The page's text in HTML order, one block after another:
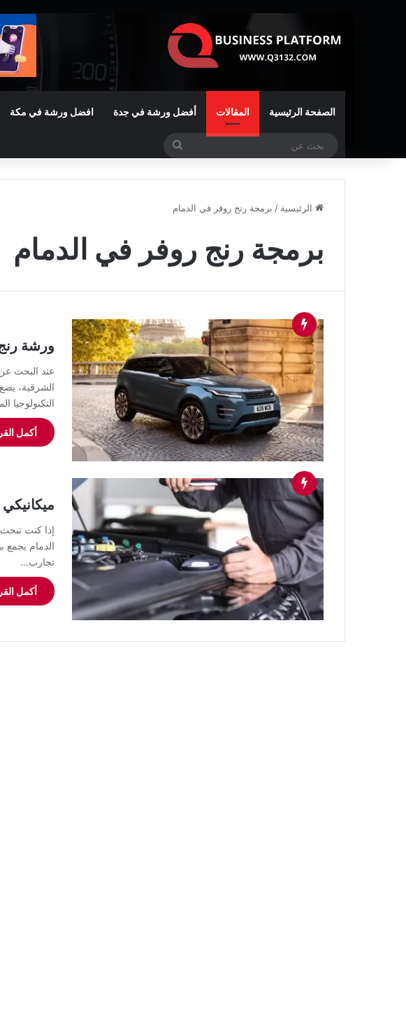
الصفحة الرئيسية المقالات أفضل ورشة في جدة افضل ورشة في مكة
الرئيسية / برمجة رنج روفر في الدمام
برمجة رنج روفر في الدمام
ورشة
عند البحث
الشرقية،
التكنولوجيا
أكمل
إذا كنت
الدمام يجمع
تجارب…
أكمل